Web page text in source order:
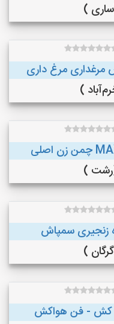
مرغ داری
زنجیری سمپاش
کش - فن هواکش